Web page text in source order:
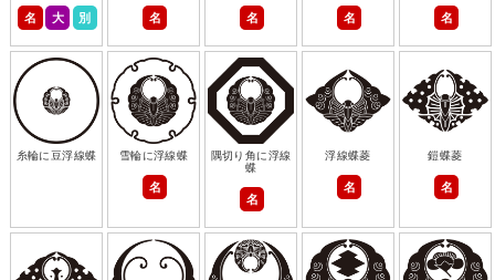
名 大 別 名 名 名 名
糸輪に豆浮線蝶 雪輪に浮線蝶
名
隅切り角に浮線
蝶
名
浮線蝶菱
名
鎧蝶菱
名